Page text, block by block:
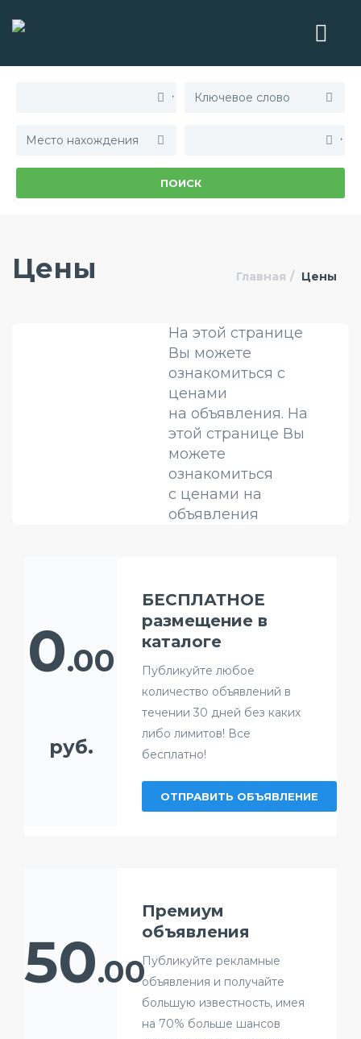
ПОИСК
Цены Главная Цены
На этой странице
Вы можете
ознакомиться с
ценами
на объявления. На
этой странице Вы
можете
ознакомиться
с ценами на
объявления
0.00
руб.
БЕСПЛАТНОЕ
размещение в
каталоге
Публикуйте любое
количество объявлений в
течении 30 дней без каких
либо лимитов! Все
бесплатно!
ОТПРАВИТЬ ОБЪЯВЛЕНИЕ
50.00
Премиум
объявления
Публикуйте рекламные
объявления и получайте
большую известность, имея
на 70% больше шансов